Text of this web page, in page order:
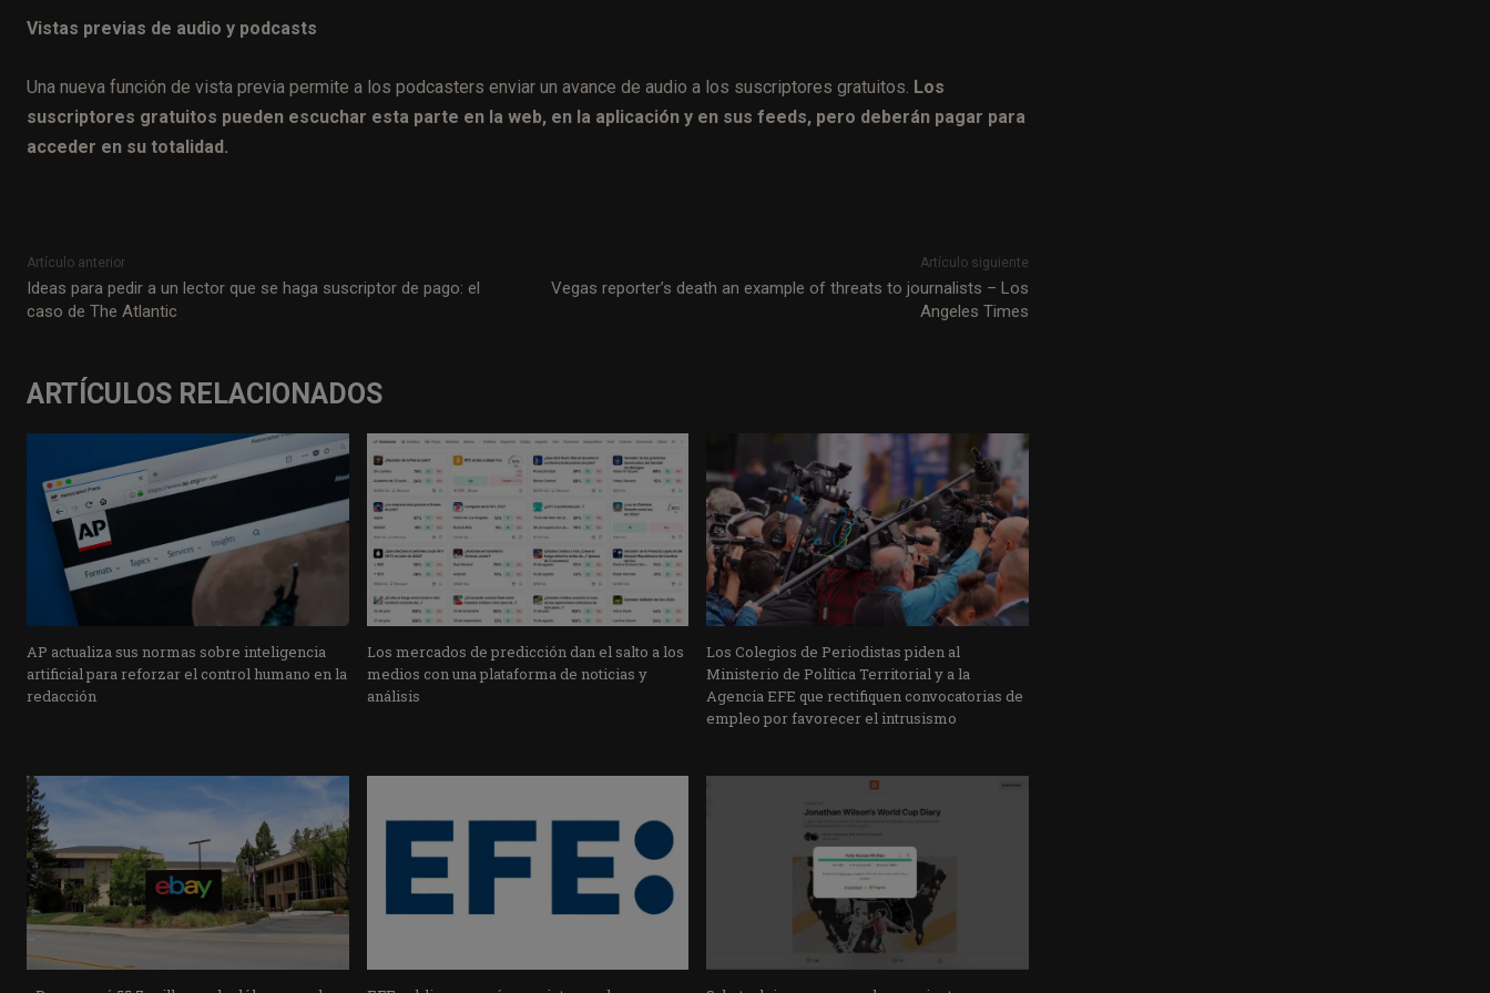
Vistas previas de audio y podcasts
Una nueva función de vista previa permite a los podcasters enviar un avance de audio a los suscriptores gratuitos. Los
suscriptores gratuitos pueden escuchar esta parte en la web, en la aplicación y en sus feeds, pero deberán pagar para
acceder en su totalidad.
Artículo anterior
Ideas para pedir a un lector que se haga suscriptor de pago: el
caso de The Atlantic
Artículo siguiente
Vegas reporter’s death an example of threats to journalists – Los
Angeles Times
ARTÍCULOS RELACIONADOS
AP actualiza sus normas sobre inteligencia
artificial para reforzar el control humano en la
redacción
Los mercados de predicción dan el salto a los
medios con una plataforma de noticias y
análisis
Los Colegios de Periodistas piden al
Ministerio de Política Territorial y a la
Agencia EFE que rectifiquen convocatorias de
empleo por favorecer el intrusismo